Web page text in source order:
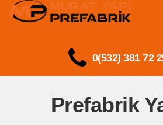
0(532) 381 72
Prefabrik